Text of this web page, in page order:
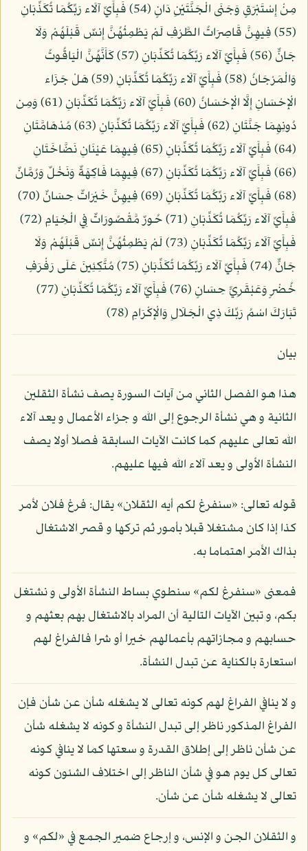
مِنْ إِسْتَبْرَقٍ وَجَنَى الْجَنَّتَيْنِ دَانٍ (54) فَبِأَيِّ آلَاء رَبِّكُمَا تُكَذِّبَانِ
(55) فِيهِنَّ قَاصِرَاتُ الطَّرْفِ لَمْ يَطْمِثْهُنَّ إِنسٌ قَبْلَهُمْ وَلَا
جَانٌّ (56) فَبِأَيِّ آلَاء رَبِّكُمَا تُكَذِّبَانِ (57) كَأَنَّهُنَّ الْيَاقُوتُ
وَالْمَرْجَانُ (58) فَبِأَيِّ آلَاء رَبِّكُمَا تُكَذِّبَانِ (59) هَلْ جَزَاء
الْإِحْسَانِ إِلَّا الْإِحْسَانُ (60) فَبِأَيِّ آلَاء رَبِّكُمَا تُكَذِّبَانِ (61) وَمِن
دُونِهِمَا جَنَّتَانِ (62) فَبِأَيِّ آلَاء رَبِّكُمَا تُكَذِّبَانِ (63) مُدْهَامَّتَانِ
(64) فَبِأَيِّ آلَاء رَبِّكُمَا تُكَذِّبَانِ (65) فِيهِمَا عَيْنَانِ نَضَّاخَتَانِ
(66) فَبِأَيِّ آلَاء رَبِّكُمَا تُكَذِّبَانِ (67) فِيهِمَا فَاكِهَةٌ وَنَخْلٌ وَرُمَّانٌ
(68) فَبِأَيِّ آلَاء رَبِّكُمَا تُكَذِّبَانِ (69) فِيهِنَّ خَيْرَاتٌ حِسَانٌ (70)
فَبِأَيِّ آلَاء رَبِّكُمَا تُكَذِّبَانِ (71) حُورٌ مَّقْصُورَاتٌ فِي الْخِيَامِ (72)
فَبِأَيِّ آلَاء رَبِّكُمَا تُكَذِّبَانِ (73) لَمْ يَطْمِثْهُنَّ إِنسٌ قَبْلَهُمْ وَلَا
جَانٌّ (74) فَبِأَيِّ آلَاء رَبِّكُمَا تُكَذِّبَانِ (75) مُتَّكِئِينَ عَلَى رَفْرَفٍ
خُضْرٍ وَعَبْقَرِيٍّ حِسَانٍ (76) فَبِأَيِّ آلَاء رَبِّكُمَا تُكَذِّبَانِ (77)
تَبَارَكَ اسْمُ رَبِّكَ ذِي الْجَلَالِ وَالْإِكْرَامِ (78)
بيان
هذا هو الفصل الثاني من آيات السورة يصف نشأة الثقلين
الثانية و هي نشأة الرجوع إلى الله و جزاء الأعمال و يعد آلاء
الله تعالى عليهم كما كانت الآيات السابقة فصلا أولا يصف
النشأة الأولى و يعد آلاء الله فيها عليهم.
قوله تعالى: «سنفرغ لكم أيه الثقلان» يقال: فرغ فلان لأمر
كذا إذا كان مشتغلا قبلا بأمور ثم تركها و قصر الاشتغال
بذاك الأمر اهتماما به.
فمعنى «سنفرغ لكم» سنطوي بساط النشأة الأولى و نشتغل
بكم، و تبين الآيات التالية أن المراد بالاشتغال بهم بعثهم و
حسابهم و مجازاتهم بأعمالهم خيرا أو شرا فالفراغ لهم
استعارة بالكناية عن تبدل النشأة.
و لا ينافي الفراغ لهم كونه تعالى لا يشغله شأن عن شأن فإن
الفراغ المذكور ناظر إلى تبدل النشأة و كونه لا يشغله شأن
عن شأن ناظر إلى إطلاق القدرة و سعتها كما لا ينافي كونه
تعالى كل يوم هو في شأن الناظر إلى اختلاف الشئون كونه
تعالى لا يشغله شأن عن شأن.
و الثقلان الجن و الإنس، و إرجاع ضمير الجمع في «لكم» و